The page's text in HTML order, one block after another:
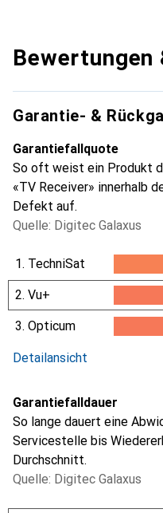
Bewertungen
Garantie- &
Garantiefallquote
So oft weist ein Produkt
«TV Receiver» innerhalb
Defekt auf.
Quelle: Digitec Galaxus
1. TechniSat
1.9%
2. Vu+
2%
3. Opticum
Detailansicht
Garantiefalldauer
So lange dauert eine
Servicestelle bis
Durchschnitt.
Quelle: Digitec Galaxus